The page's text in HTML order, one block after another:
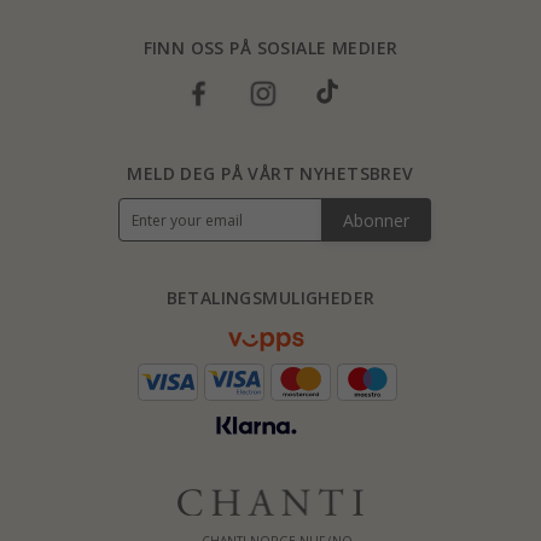
FINN OSS PÅ SOSIALE MEDIER
BETALINGSMULIGHEDER
MELD DEG PÅ VÅRT NYHETSBREV
Abonner